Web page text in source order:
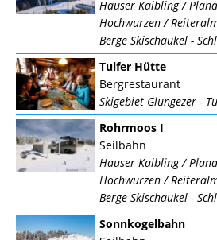
Hauser Kaibling /
Hochwurzen /
Berge Skischaukel -
Tulfer Hütte
Bergrestaurant
Skigebiet Glungezer -
Rohrmoos I
Seilbahn
Hauser Kaibling /
Hochwurzen /
Berge Skischaukel -
Sonnkogelbahn